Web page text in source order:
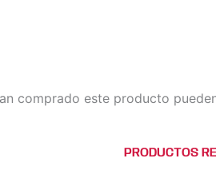
comprado este producto
PRODUCTOS